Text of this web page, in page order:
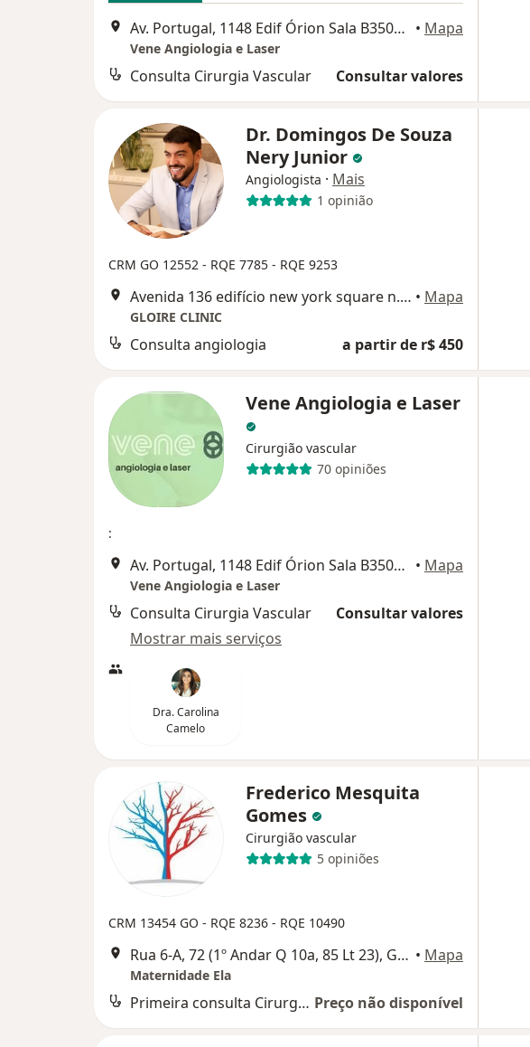
Av. Portugal, 1148 Edif Órion Sala B3505-35º Andar, Goiânia • Mapa
Vene Angiologia e Laser
Consulta Cirurgia Vascular Consultar valores
Dr. Domingos De Souza
Nery Junior
Angiologista · Mais
1 opinião
CRM GO 12552 - RQE 7785 - RQE 9253
Avenida 136 edifício new york square n. 797 sala 1404B setor sul, Goiânia • Mapa
GLOIRE CLINIC
Consulta angiologia a partir de r$ 450
Vene Angiologia e Laser
Cirurgião vascular
70 opiniões
:
Av. Portugal, 1148 Edif Órion Sala B3505-35º Andar, Goiânia • Mapa
Vene Angiologia e Laser
Consulta Cirurgia Vascular
Consultar valores
Mostrar mais serviços
Dra. Carolina
Camelo
Frederico Mesquita
Gomes
Cirurgião vascular
5 opiniões
CRM 13454 GO - RQE 8236 - RQE 10490
Rua 6-A, 72 (1º Andar Q 10a, 85 Lt 23), Goiânia • Mapa
Maternidade Ela
Primeira consulta Cirurgia Vascular Preço não disponível